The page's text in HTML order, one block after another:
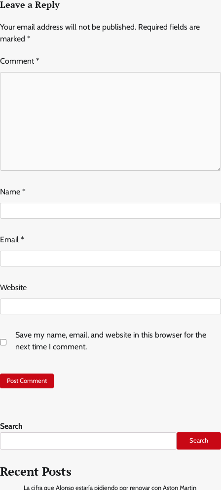
Leave a Reply
Your email address will not be published. Required fields are
marked *
Comment*
Name *
Email *
Website
Save my name, email, and website in this browser for the
next time I comment.
Search
Search
Recent Posts
La cifra que Alonso estaría pidiendo por renovar con Aston Martin